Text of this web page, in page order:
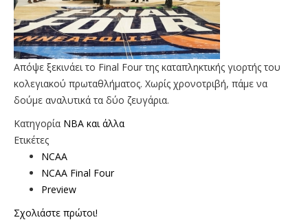
Aπόψε ξεκινάει το Final Four της καταπληκτικής γιορτής του
κολεγιακού πρωταθλήματος. Χωρίς χρονοτριβή, πάμε να
δούμε αναλυτικά τα δύο ζευγάρια.
Κατηγορία NBA και άλλα
Ετικέτες
NCAA
NCAA Final Four
Preview
Σχολιάστε πρώτοι!